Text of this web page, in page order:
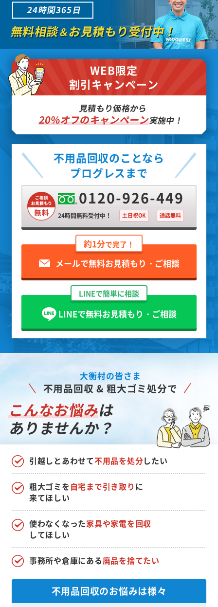
24時間365日
無料相談＆お見積もり受付中！
WEB限定
割引キャンペーン
見積もり価格から
20%オフのキャンペーン実施中！
不用品回収のことなら
プログレスまで
0120-926-449
24時間無料受付中！ 土日祝OK 通話無料
約1分で完了！
メールで無料お見積もり・ご相談
LINEで簡単に相談
LINEで無料お見積もり・ご相談
大衡村の皆さま
不用品回収 & 粗大ゴミ処分で
こんなお悩みは
ありませんか？
引越しとあわせて不用品を処分したい
使わなくなった家具や家電を回収
してほしい
粗大ゴミを自宅まで引き取り に
来てほしい
事務所や倉庫にある廃品を捨てたい
不用品回収のお悩みは様々